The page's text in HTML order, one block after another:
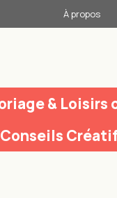
À propos
& Loisirs
Conseils